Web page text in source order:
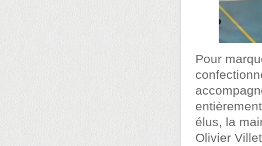
Pour
élus, la
Olivier